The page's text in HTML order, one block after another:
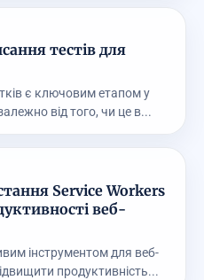
тестів для
є ключовим етапом у
від того, чи це в...
Service Workers
веб-
інструментом для веб-
продуктивність...